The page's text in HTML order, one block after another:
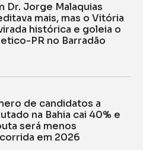
Dr. Jorge Malaquias
mais, mas o Vitória
histórica e goleia o
PR no Barradão
de candidatos a
na Bahia cai 40% e
será menos
em 2026